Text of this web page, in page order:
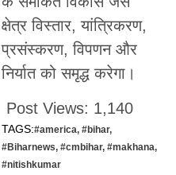
क्षेत्र विस्तार, यांत्रिकरण,
प्रसंस्करण, विपणन और
निर्यात को समृद्ध करेगा।
Post Views: 1,140
TAGS:#america, #bihar,
#Biharnews, #cmbihar, #makhana,
#nitishkumar